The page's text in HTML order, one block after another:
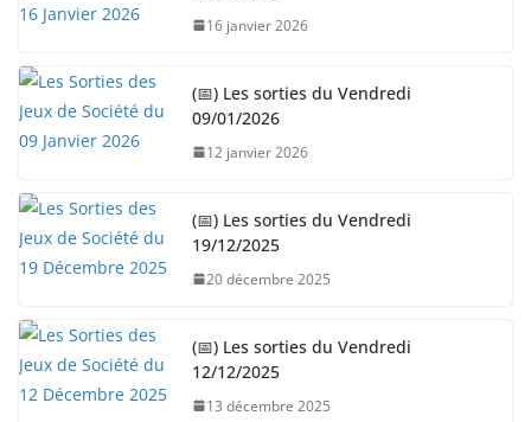
16 janvier 2026
(📅) Les sorties du Vendredi
09/01/2026
12 janvier 2026
(📅) Les sorties du Vendredi
19/12/2025
20 décembre 2025
(📅) Les sorties du Vendredi
12/12/2025
13 décembre 2025